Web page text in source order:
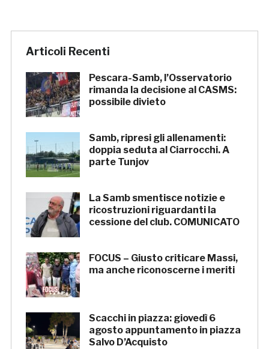
Articoli Recenti
Pescara-Samb, l’Osservatorio
rimanda la decisione al CASMS:
possibile divieto
Samb, ripresi gli allenamenti:
doppia seduta al Ciarrocchi. A
parte Tunjov
La Samb smentisce notizie e
ricostruzioni riguardanti la
cessione del club. COMUNICATO
FOCUS – Giusto criticare Massi,
ma anche riconoscerne i meriti
Scacchi in piazza: giovedì 6
agosto appuntamento in piazza
Salvo D’Acquisto